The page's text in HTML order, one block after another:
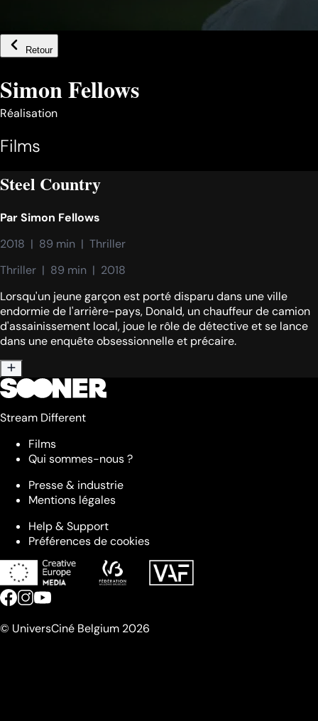
Retour
Simon Fellows
Réalisation
Films
Steel Country
ParSimon Fellows
2018  |  89 min  |  Thriller
Thriller  |  89 min  |  2018
Lorsqu'un jeune garçon est porté disparu dans une ville
endormie de l'arrière-pays, Donald, un chauffeur de camion
d'assainissement local, joue le rôle de détective et se lance
dans une enquête obsessionnelle et précaire.
Stream Different
Films
Qui sommes-nous ?
Presse & industrie
Mentions légales
Help & Support
Préférences de cookies
© UniversCiné Belgium 2026